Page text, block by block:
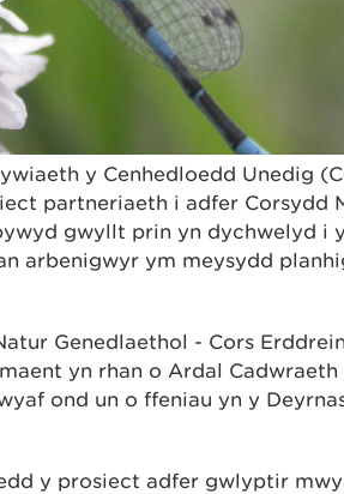
y Cenhedloedd Unedig
partneriaeth i adfer Corsydd
gwyllt prin yn dychwelyd i
arbenigwyr ym meysydd
Genedlaethol - Cors
yn rhan o Ardal
ond un o ffeniau yn y
y prosiect adfer gwlyptir